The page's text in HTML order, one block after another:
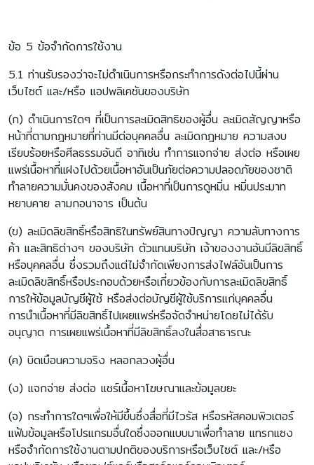
ข้อ 5 ข้อจำกัดการใช้งาน
5.1 ท่านรับรองว่าจะไม่ดำเนินการหรือกระทำการดังต่อไปนี้ผ่าน
เว็บไซต์ และ/หรือ แอปพลิเคชันของบริษัท
(ก) ดำเนินการใดๆ ที่เป็นการละเมิดสิทธิของผู้อื่น ละเมิดสัญญาหรือ
หน้าที่ตามกฎหมายที่ท่านมีต่อบุคคลอื่น ละเมิดกฎหมาย ความสงบ
เรียบร้อยหรือศีลธรรมอันดี อาทิเช่น ทำการแจกจ่าย ส่งต่อ หรือเผย
แพร่เนื้อหาที่แฝงไปด้วยเนื้อหาอันเป็นภัยต่อความปลอดภัยของชาติ
ทำลายความมั่นคงของสังคม เนื้อหาที่เป็นการดูหมิ่น หมิ่นประมาท
หยาบคาย ลามกอนาจาร เป็นต้น
(ข) ละเมิดลิขสิทธิ์หรือสิทธิในทรัพย์สินทางปัญญา ความลับทางการ
ค้า และสิทธิต่างๆ ของบริษัท ตัวแทนบริษัท เจ้าของงานอันมีลิขสิทธิ์
หรือบุคคลอื่น ซึ่งรวมถึงแต่ไม่จำกัดเพียงการส่งไฟล์อันเป็นการ
ละเมิดลิขสิทธิ์หรือประกอบด้วยหรือเกี่ยวข้องกับการละเมิดลิขสิทธิ์
การให้ข้อมูลบัญชีผู้ใช้ หรือส่งต่อบัญชีผู้ใช้บริการแก่บุคคลอื่น
การนำเนื้อหาที่มีลิขสิทธิ์ไปเผยแพร่หรือจัดจำหน่ายโดยไม่ได้รับ
อนุญาต การเผยแพร่เนื้อหาที่มีลิขสิทธิ์ลงในสื่อสาธารณะ
(ค) บิดเบือนความจริง หลอกลวงผู้อื่น
(ง) แจกจ่าย ส่งต่อ แชร์เนื้อหาโฆษณาและข้อมูลขยะ
(จ) กระทำการใดๆเพื่อให้มีขึ้นซึ่งสื่อที่มีไวรัส หรือรหัสคอมพิวเตอร์
แฟ้มข้อมูลหรือโปรแกรมอื่นใดซึ่งออกแบบมาเพื่อทำลาย แทรกแซง
หรือจำกัดการใช้งานตามปกติของบริการหรือเว็บไซต์ และ/หรือ